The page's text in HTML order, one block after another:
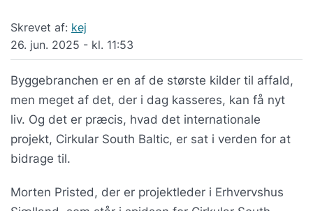
Skrevet af: kej
26. jun. 2025 - kl. 11:53
Byggebranchen er en af de største kilder til affald,
men meget af det, der i dag kasseres, kan få nyt
liv. Og det er præcis, hvad det internationale
projekt, Cirkular South Baltic, er sat i verden for at
bidrage til.
Morten Pristed, der er projektleder i Erhvervshus